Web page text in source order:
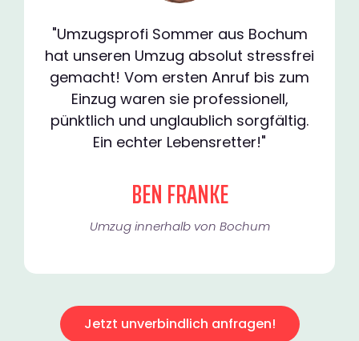
"Umzugsprofi Sommer aus Bochum
hat unseren Umzug absolut stressfrei
gemacht! Vom ersten Anruf bis zum
Einzug waren sie professionell,
pünktlich und unglaublich sorgfältig.
Ein echter Lebensretter!"
BEN FRANKE
Umzug innerhalb von Bochum​
Jetzt unverbindlich anfragen!